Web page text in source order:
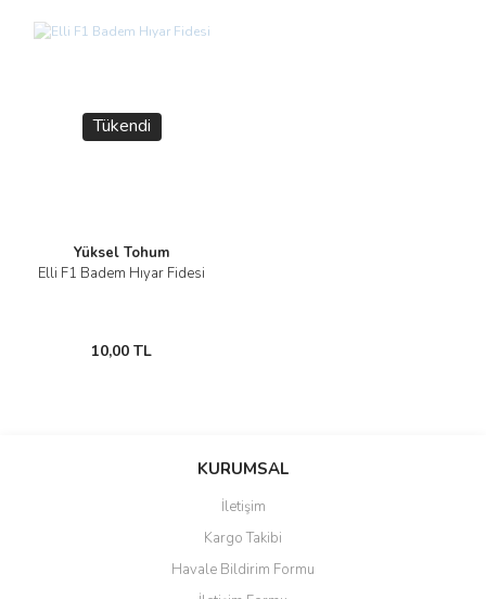
Tükendi
Yüksel Tohum
Elli F1 Badem Hıyar Fidesi
10,00 TL
KURUMSAL
İletişim
Kargo Takibi
Havale Bildirim Formu